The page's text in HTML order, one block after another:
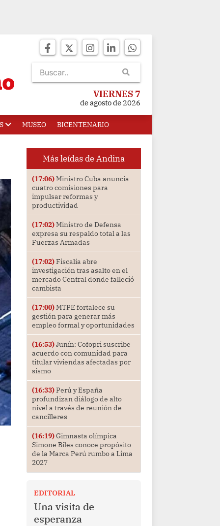
VIERNES 7
de agosto de 2026
MUSEO BICENTENARIO
Más leídas de Andina
(17:06)Ministro Cuba anuncia
cuatro comisiones para
impulsar reformas y
productividad
(17:02)Ministro de Defensa
expresa su respaldo total a las
Fuerzas Armadas
(17:02)Fiscalía abre
investigación tras asalto en el
mercado Central donde falleció
cambista
(17:00)MTPE fortalece su
gestión para generar más
empleo formal y oportunidades
(16:53)Junín: Cofopri suscribe
acuerdo con comunidad para
titular viviendas afectadas por
sismo
(16:33)Perú y España
profundizan diálogo de alto
nivel a través de reunión de
cancilleres
(16:19)Gimnasta olímpica
Simone Biles conoce propósito
de la Marca Perú rumbo a Lima
2027
EDITORIAL
Una visita de
esperanza